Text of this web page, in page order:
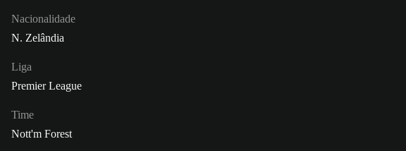
Nacionalidade
N. Zelândia
Liga
Premier League
Time
Nott'm Forest